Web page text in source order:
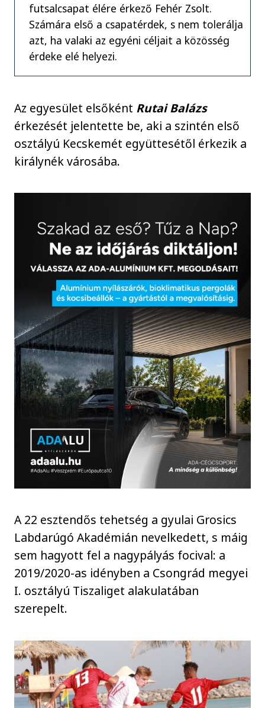
futsalcsapat élére érkező Fehér Zsolt.
Számára első a csapatérdek, s nem tolerálja
azt, ha valaki az egyéni céljait a közösség
érdeke elé helyezi.
Az egyesület elsőként Rutai Balázs
érkezését jelentette be, aki a szintén első
osztályú Kecskemét együttesétől érkezik a
királynék városába.
A 22 esztendős tehetség a gyulai Grosics
Labdarúgó Akadémián nevelkedett, s máig
sem hagyott fel a nagypályás focival: a
2019/2020-as idényben a Csongrád megyei
I. osztályú Tiszaliget alakulatában
szerepelt.